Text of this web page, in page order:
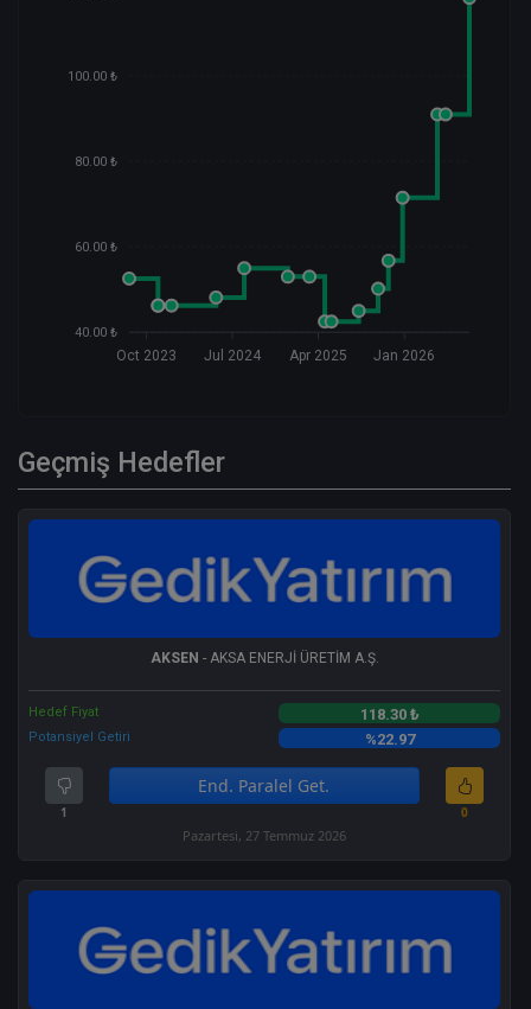
100.00 ₺
80.00 ₺
60.00 ₺
40.00 ₺
Oct 2023 Jul 2024 Apr 2025 Jan 2026
Geçmiş Hedefler
AKSEN - AKSA ENERJİ ÜRETİM A.Ş.
Hedef Fiyat 118.30 ₺
Potansiyel Getiri %22.97
1
End. Paralel Get.
0
Pazartesi, 27 Temmuz 2026